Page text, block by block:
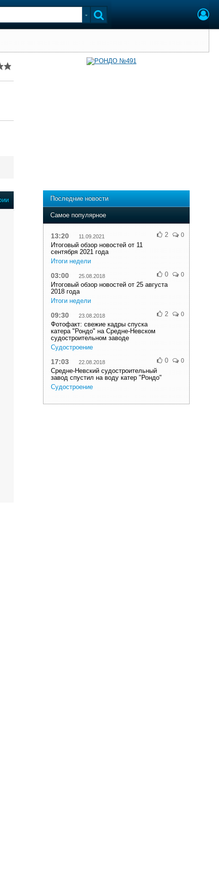
Последние новости
Самое популярное
13:20 11.09.2021
Итоговый обзор новостей от 11
сентября 2021 года
Итоги недели
2 0
03:00 25.08.2018
Итоговый обзор новостей от 25 августа
2018 года
Итоги недели
0 0
09:30 23.08.2018
Фотофакт: свежие кадры спуска
катера "Рондо" на Средне-Невском
судостроительном заводе
Судостроение
2 0
17:03 22.08.2018
Средне-Невский судостроительный
завод спустил на воду катер "Рондо"
Судостроение
0 0